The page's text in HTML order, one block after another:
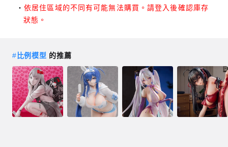
依居住區域的不同有可能無法購買。請登入後確認庫存
狀態。
# 比例模型 的推薦